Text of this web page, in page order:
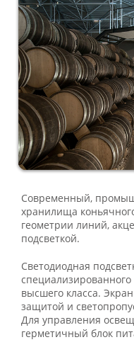
Современный,
хранилища
геометрии линий,
подсветкой.
Светодиодная
высшего класса.
защитой и
Для управления
герметичный блок